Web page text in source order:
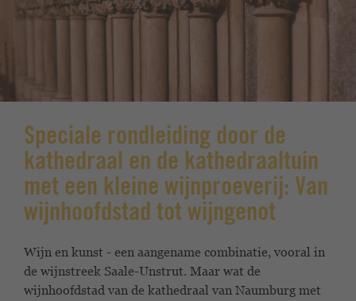
Speciale rondleiding door de
kathedraal en de kathedraaltuin
met een kleine wijnproeverij: Van
wijnhoofdstad tot wijngenot
Wijn en kunst - een aangename combinatie, vooral in
de wijnstreek Saale-Unstrut. Maar wat de
wijnhoofdstad van de kathedraal van Naumburg met